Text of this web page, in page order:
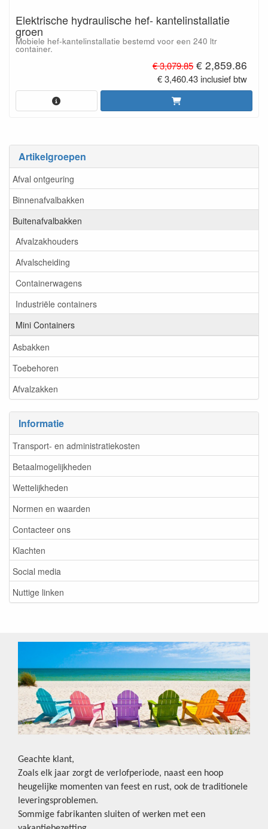
Artikelgroepen
Afval ontgeuring
Binnenafvalbakken
Buitenafvalbakken
Afvalzakhouders
Afvalscheiding
Containerwagens
Industriële containers
Mini Containers
Asbakken
Toebehoren
Afvalzakken
Informatie
Transport- en administratiekosten
Betaalmogelijkheden
Wettelijkheden
Normen en waarden
Contacteer ons
Klachten
Social media
Nuttige linken
Elektrische hydraulische hef- kantelinstallatie
groen
Mobiele hef-kantelinstallatie bestemd voor een 240 ltr
container.
€ 3,079.85€ 2,859.86
€ 3,460.43 inclusief btw
Geachte klant,
Zoals elk jaar zorgt de verlofperiode, naast een hoop
heugelijke momenten van feest en rust, ook de traditionele
leveringsproblemen.
Sommige fabrikanten sluiten of werken met een